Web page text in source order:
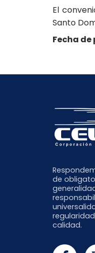
El
Santo
Fecha
de
calidad.